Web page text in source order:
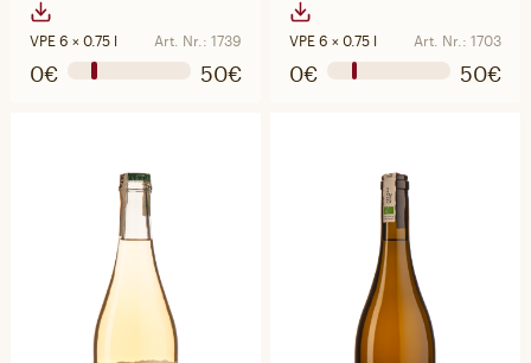
VPE 6 × 0.75 l Art. Nr.: 1739
0€ 50€
VPE 6 × 0.75 l Art. Nr.: 1703
0€ 50€